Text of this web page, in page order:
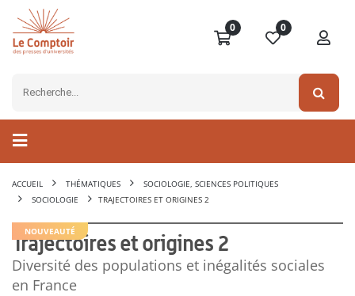
0 0
ACCUEIL THÉMATIQUES
SOCIOLOGIE, SCIENCES POLITIQUES
SOCIOLOGIE
TRAJECTOIRES ET ORIGINES 2
NOUVEAUTÉ
Trajectoires et origines 2
Diversité des populations et inégalités sociales
en France